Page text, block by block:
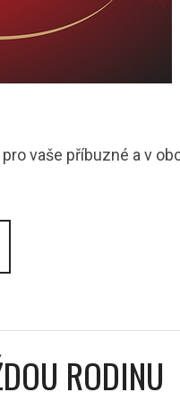
vaše příbuzné a v
RODINU